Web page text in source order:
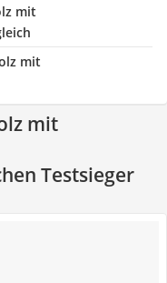
mit
mit
mit
Testsieger